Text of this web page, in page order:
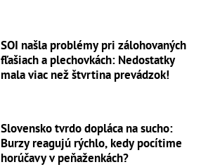
SOI našla problémy pri zálohovaných
fľašiach a plechovkách: Nedostatky
mala viac než štvrtina prevádzok!
Slovensko tvrdo dopláca na sucho:
Burzy reagujú rýchlo, kedy pocítime
horúčavy v peňaženkách?